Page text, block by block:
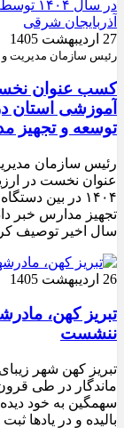
27 اردیبهشت 1405
رئیس سازمان مدیریت و
کسب عنوان
توسعه و تجهیز
رئیس سازمان
عنوان نخست در
۱۴۰۴ در بین
سال اخیر توصیف
26 اردیبهشت 1405
تبریز کهن،
ننشست
تبریز کهن شهر
ماندگار در طی
سهمگین به خود دیده
بالیده و در یادها